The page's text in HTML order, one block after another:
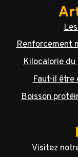
Renforcement
Kilocalorie du
Faut-il être
Boisson
Visitez